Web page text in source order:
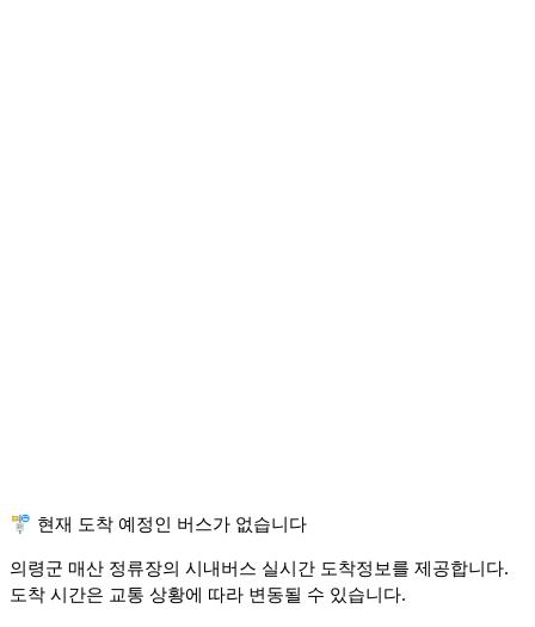
🚏 현재 도착 예정인 버스가 없습니다
의령군 매산 정류장의 시내버스 실시간 도착정보를 제공합니다.
도착 시간은 교통 상황에 따라 변동될 수 있습니다.